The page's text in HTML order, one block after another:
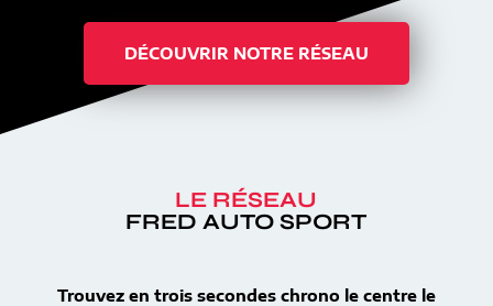
DÉCOUVRIR NOTRE RÉSEAU
LE RÉSEAU
FRED AUTO SPORT
Trouvez en trois secondes chrono le centre le